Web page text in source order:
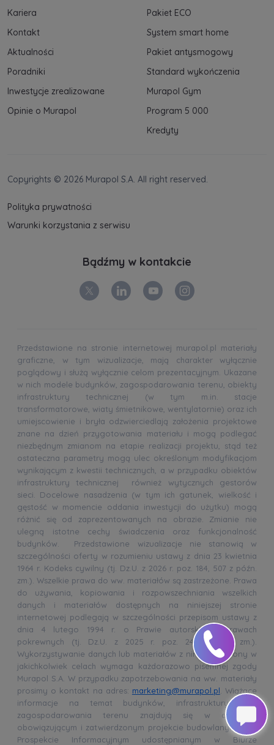
Kariera
Kontakt
Aktualności
Poradniki
Inwestycje zrealizowane
Opinie o Murapol
Pakiet ECO
System smart home
Pakiet antysmogowy
Standard wykończenia
Murapol Gym
Program 5 000
Kredyty
Copyrights © 2026 Murapol S.A. All right reserved.
Polityka prywatności
Warunki korzystania z serwisu
Bądźmy w kontakcie
Przedstawione na stronie internetowej murapol.pl materiały
graficzne, w tym wizualizacje, mają charakter wyłącznie
poglądowy i służą wyłącznie celom prezentacyjnym. Ukazane
w nich modele budynków, zagospodarowania terenu, obiekty
infrastruktury technicznej (w tym m.in. stacje
transformatorowe, wiaty śmietnikowe, wentylatornie) oraz ich
umiejscowienie i bryła odzwierciedlają założenia projektowe
znane na dzień przygotowania materiału i mogą podlegać
niezbędnym zmianom na etapie realizacji projektu, stąd też
ostateczna parametry mogą ulec określonym modyfikacjom
wynikającym z kwestii technicznych, a w przypadku obiektów
infrastruktury technicznej również wytycznych gestorów
sieci. Docelowe nasadzenia (w tym ich gatunek, wielkość i
gęstość w momencie oddania inwestycji do użytku) mogą
różnić się od zaprezentowanych na obrazie. Zmianie nie
ulegną istotne cechy świadczenia oraz funkcjonalność
budynków. Przedstawione wizualizacje nie stanowią w
szczególności oferty w rozumieniu ustawy z dnia 23 kwietnia
1964 r. Kodeks cywilny (tj. Dz.U. z 2026 r. poz. 184, 507 z późn.
zm.). Wszelkie prawa do ww. materiałów są zastrzeżone. Prawa
do używania, kopiowania i rozpowszechniania wszelkich
danych i materiałów dostępnych na niniejszej stronie
internetowej podlegają w szczególności przepisom ustawy z
dnia 4 lutego 1994 r. o Prawie autorskim i prawach
pokrewnych (tj. Dz.U. z 2025 r. poz. 24 z późn. zm.).
Wykorzystywanie danych lub materiałów z niniejszej strony w
jakichkolwiek celach wymaga każdorazowo pisemnej zgody
Murapol S.A. W przypadku zapotrzebowania na ww. materiały
prosimy o kontakt na adres: marketing@murapol.pl. Wiążące
informacje na temat budynków, infrastruktury oraz
zagospodarowania terenu znajdują się w aktualnie
obowiązującym i zatwierdzonym projekcie budowlanym oraz
Prospekcie Informacyjnym udostępnianym w Biurze